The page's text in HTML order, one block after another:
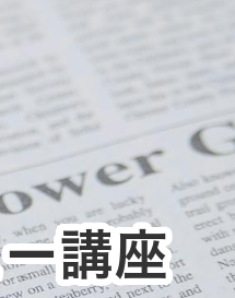
講座